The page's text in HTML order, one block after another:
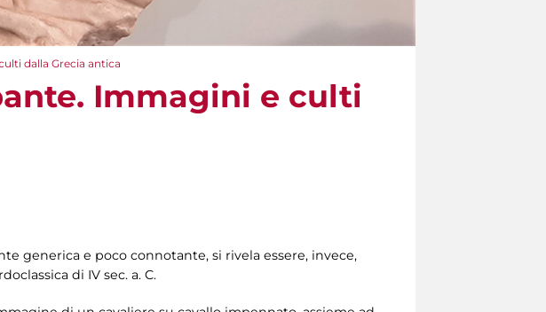
dalla Grecia antica
Immagini e culti
generica e poco connotante, si rivela essere, invece,
di IV sec. a. C.